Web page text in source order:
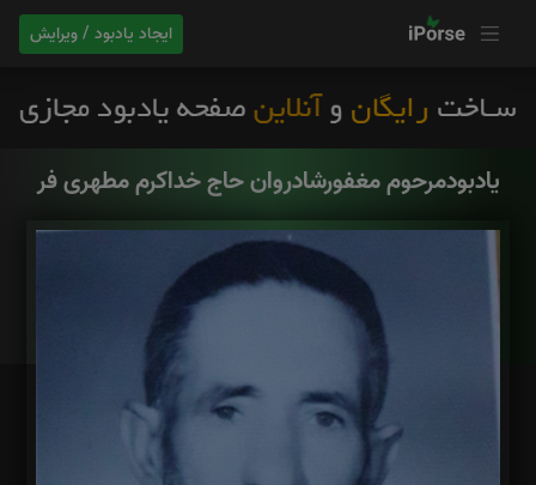
ایجاد یادبود / ویرایش
یادبودمرحوم مغفورشادروان حاج خداکرم مطهری فر